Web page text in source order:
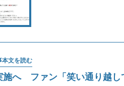
本文を読む
施へ ファン「笑い通り越し